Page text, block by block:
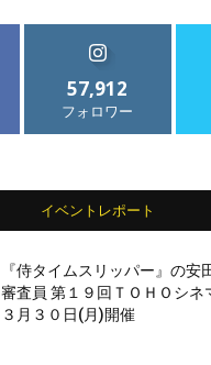
57,912
フォロワー
イベントレポート
『侍タイムスリッパー』の安
審査員 第１９回ＴＯＨＯシネ
３月３０日(月)開催